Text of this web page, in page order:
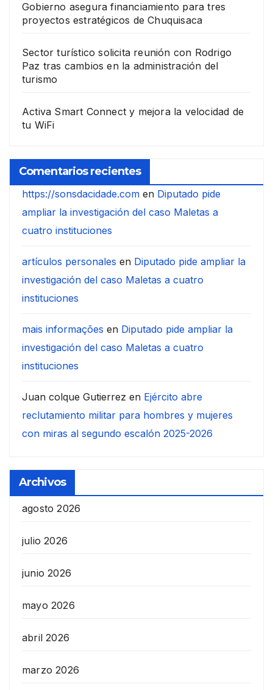
Gobierno asegura financiamiento para tres
proyectos estratégicos de Chuquisaca
Sector turístico solicita reunión con Rodrigo
Paz tras cambios en la administración del
turismo
Activa Smart Connect y mejora la velocidad de
tu WiFi
Comentarios recientes
https://sonsdacidade.com en Diputado pide
ampliar la investigación del caso Maletas a
cuatro instituciones
artículos personales en Diputado pide ampliar la
investigación del caso Maletas a cuatro
instituciones
mais informações en Diputado pide ampliar la
investigación del caso Maletas a cuatro
instituciones
Juan colque Gutierrez en Ejército abre
reclutamiento militar para hombres y mujeres
con miras al segundo escalón 2025-2026
Archivos
agosto 2026
julio 2026
junio 2026
mayo 2026
abril 2026
marzo 2026